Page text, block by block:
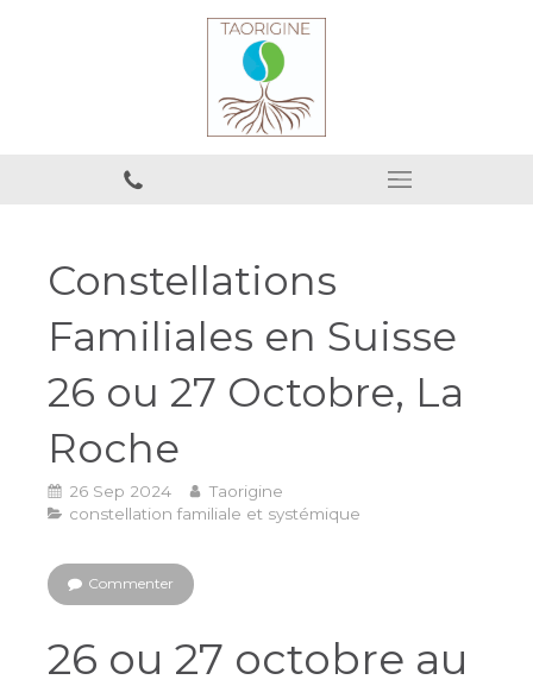
Constellations
Familiales en Suisse
26 ou 27 Octobre, La
Roche
26 Sep 2024
Taorigine
constellation familiale et systémique
Commenter
26 ou 27 octobre au